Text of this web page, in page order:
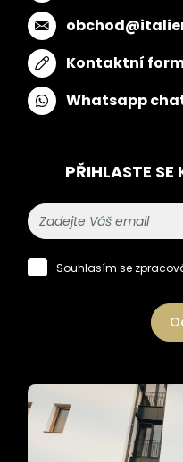
Kontaktní
Whatsapp
PŘIHLASTE SE
Souhlasím se